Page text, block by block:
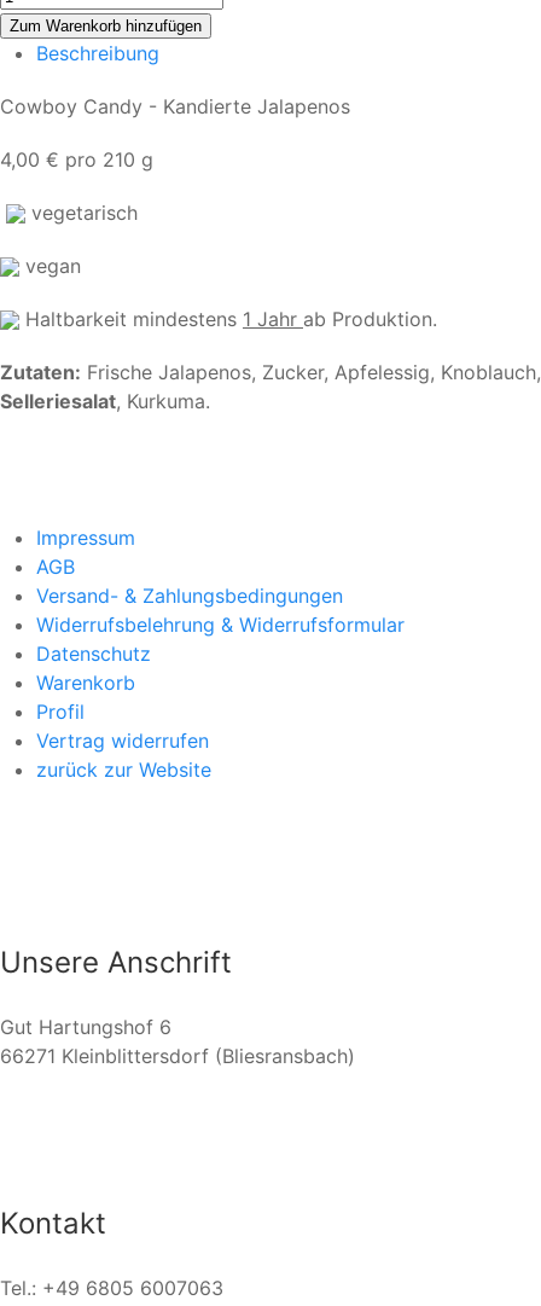
Beschreibung
Cowboy Candy - Kandierte Jalapenos
4,00 € pro 210 g
vegetarisch
vegan
Haltbarkeit mindestens 1 Jahr ab Produktion.
Zutaten: Frische Jalapenos, Zucker, Apfelessig, Knoblauch,
Selleriesalat, Kurkuma.
Impressum
AGB
Versand- & Zahlungsbedingungen
Widerrufsbelehrung & Widerrufsformular
Datenschutz
Warenkorb
Profil
Vertrag widerrufen
zurück zur Website
Unsere Anschrift
Gut Hartungshof 6
66271 Kleinblittersdorf (Bliesransbach)
Kontakt
Tel.: +49 6805 6007063